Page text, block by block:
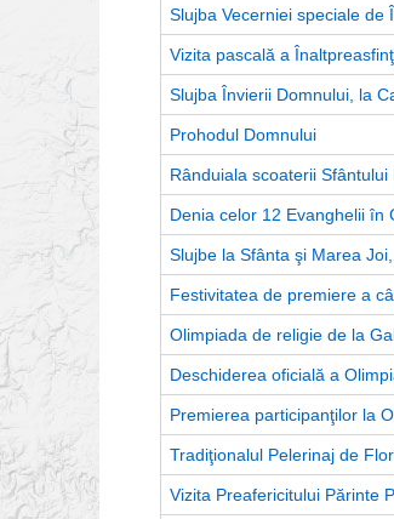
Slujba Vecerniei speciale
Vizita pascală a
Slujba Învierii Domnului, la
Prohodul Domnului
Rânduiala scoaterii
Denia celor 12 Evanghelii în
Slujbe la Sfânta şi Marea
Festivitatea de premiere a
Olimpiada de religie de la
Deschiderea oficială a
Premierea participanţilor la
Tradiţionalul Pelerinaj de
Vizita Preafericitului Părinte